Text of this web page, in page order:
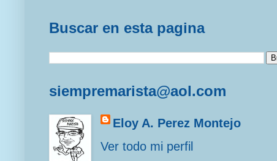
Buscar en esta pagina
siempremarista@aol.com
Eloy A. Perez Montejo
Ver todo mi perfil